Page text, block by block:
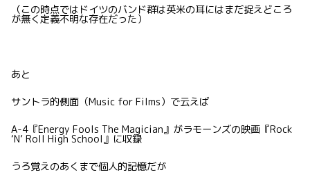
（この時点ではドイツのバンド群は英米の耳にはまだ捉えどころ
が無く定義不明な存在だった）
あと
サントラ的側面（Music for Films）で云えば
A-4『Energy Fools The Magician』がラモーンズの映画『Rock
‘N’ Roll High School』に収録
うろ覚えのあくまで個人的記憶だが